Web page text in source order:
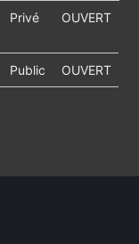
Privé OUVERT
Public OUVERT